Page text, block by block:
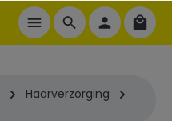
Haarverzorging